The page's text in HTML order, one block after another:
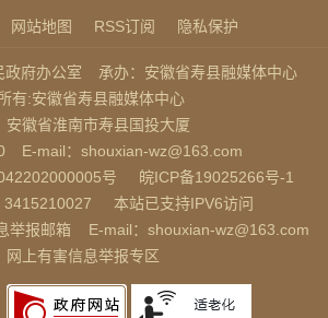
网站地图 RSS订阅 隐私保护
政府办公室
承办：安徽省寿县融媒体中心
有:安徽省寿县融媒体中心
安徽省淮南市寿县国投大厦
E-mail：shouxian-wz@163.com
号
皖ICP备19025266号-1
3415210027
本站已支持IPV6访问
举报邮箱
E-mail：shouxian-wz@163.com
网上有害信息举报专区